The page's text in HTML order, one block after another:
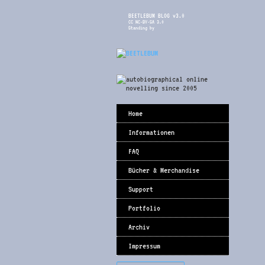
BEETLEBUM BLOG v3.0
CC NC-BY-SA 3.0
Standing by
Home
Informationen
FAQ
Bücher & Merchandise
Support
Portfolio
Archiv
Impressum